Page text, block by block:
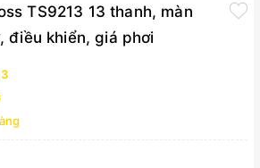
TS9213 13 thanh, màn
điều khiển, giá phơi